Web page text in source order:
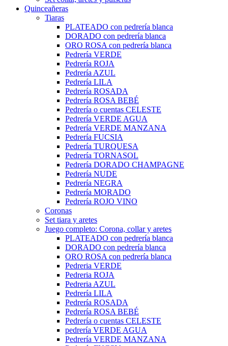
Quinceañeras
Tiaras
PLATEADO con pedrería blanca
DORADO con pedrería blanca
ORO ROSA con pedrería blanca
Pedrería VERDE
Pedrería ROJA
Pedrería AZUL
Pedrería LILA
Pedrería ROSADA
Pedrería ROSA BEBÉ
Pedrería o cuentas CELESTE
Pedrería VERDE AGUA
Pedrería VERDE MANZANA
Pedrería FUCSIA
Pedrería TURQUESA
Pedrería TORNASOL
Pedrería DORADO CHAMPAGNE
Pedrería NUDE
Pedrería NEGRA
Pedrería MORADO
Pedrería ROJO VINO
Coronas
Set tiara y aretes
Juego completo: Corona, collar y aretes
PLATEADO con pedrería blanca
DORADO con pedrería blanca
ORO ROSA con pedrería blanca
Pedreria VERDE
Pedreria ROJA
Pedreria AZUL
Pedrería LILA
Pedrería ROSADA
Pedrería ROSA BEBÉ
Pedrería o cuentas CELESTE
pedrería VERDE AGUA
Pedrería VERDE MANZANA